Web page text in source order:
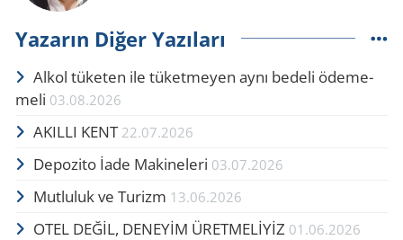
Yazarın Diğer Yazıları
Alkol tü­ke­ten ile tü­ket­me­yen aynı be­de­li öde­me­
me­li 03.08.2026
AKIL­LI KENT 22.07.2026
De­po­zi­to İade Ma­ki­ne­le­ri 03.07.2026
Mutluluk ve Turizm 13.06.2026
OTEL DEĞİL, DENEYİM ÜRETMELİYİZ 01.06.2026